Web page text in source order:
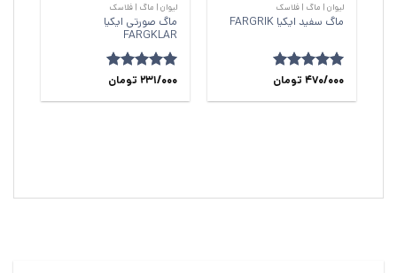
لیوان | ماگ | فلاسک
ماگ سفید ایکیا FARGRIK
امتیاز 5از 470/000 تومان
لیوان | ماگ | فلاسک
ماگ صورتی ایکیا
FARGKLAR
امتیاز 5از
231/000 تومان